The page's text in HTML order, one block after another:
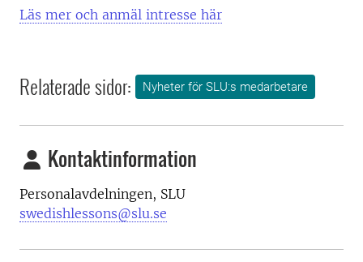
Läs mer och anmäl intresse här
Relaterade sidor: Nyheter för SLU:s medarbetare
Kontaktinformation
Personalavdelningen, SLU
swedishlessons@slu.se